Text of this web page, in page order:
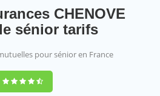
CHENOVE
sénior tarifs
pour sénior en France